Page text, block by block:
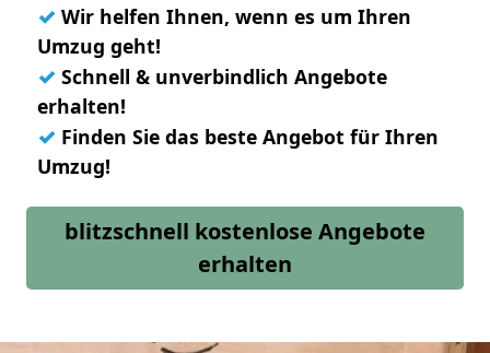
✓ Wir helfen Ihnen, wenn es um Ihren
Umzug geht!
✓ Schnell & unverbindlich Angebote
erhalten!
✓ Finden Sie das beste Angebot für Ihren
Umzug!
blitzschnell kostenlose Angebote
erhalten